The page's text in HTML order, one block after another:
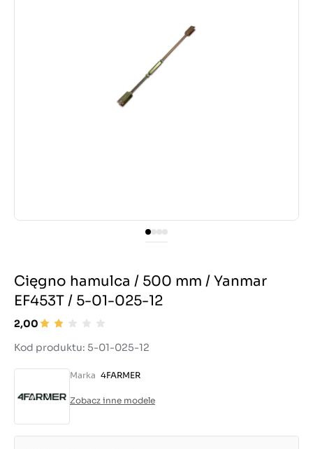
Cięgno hamulca / 500 mm / Yanmar
EF453T / 5-01-025-12
2,00
Kod produktu: 5-01-025-12
Marka 4FARMER
Zobacz inne modele